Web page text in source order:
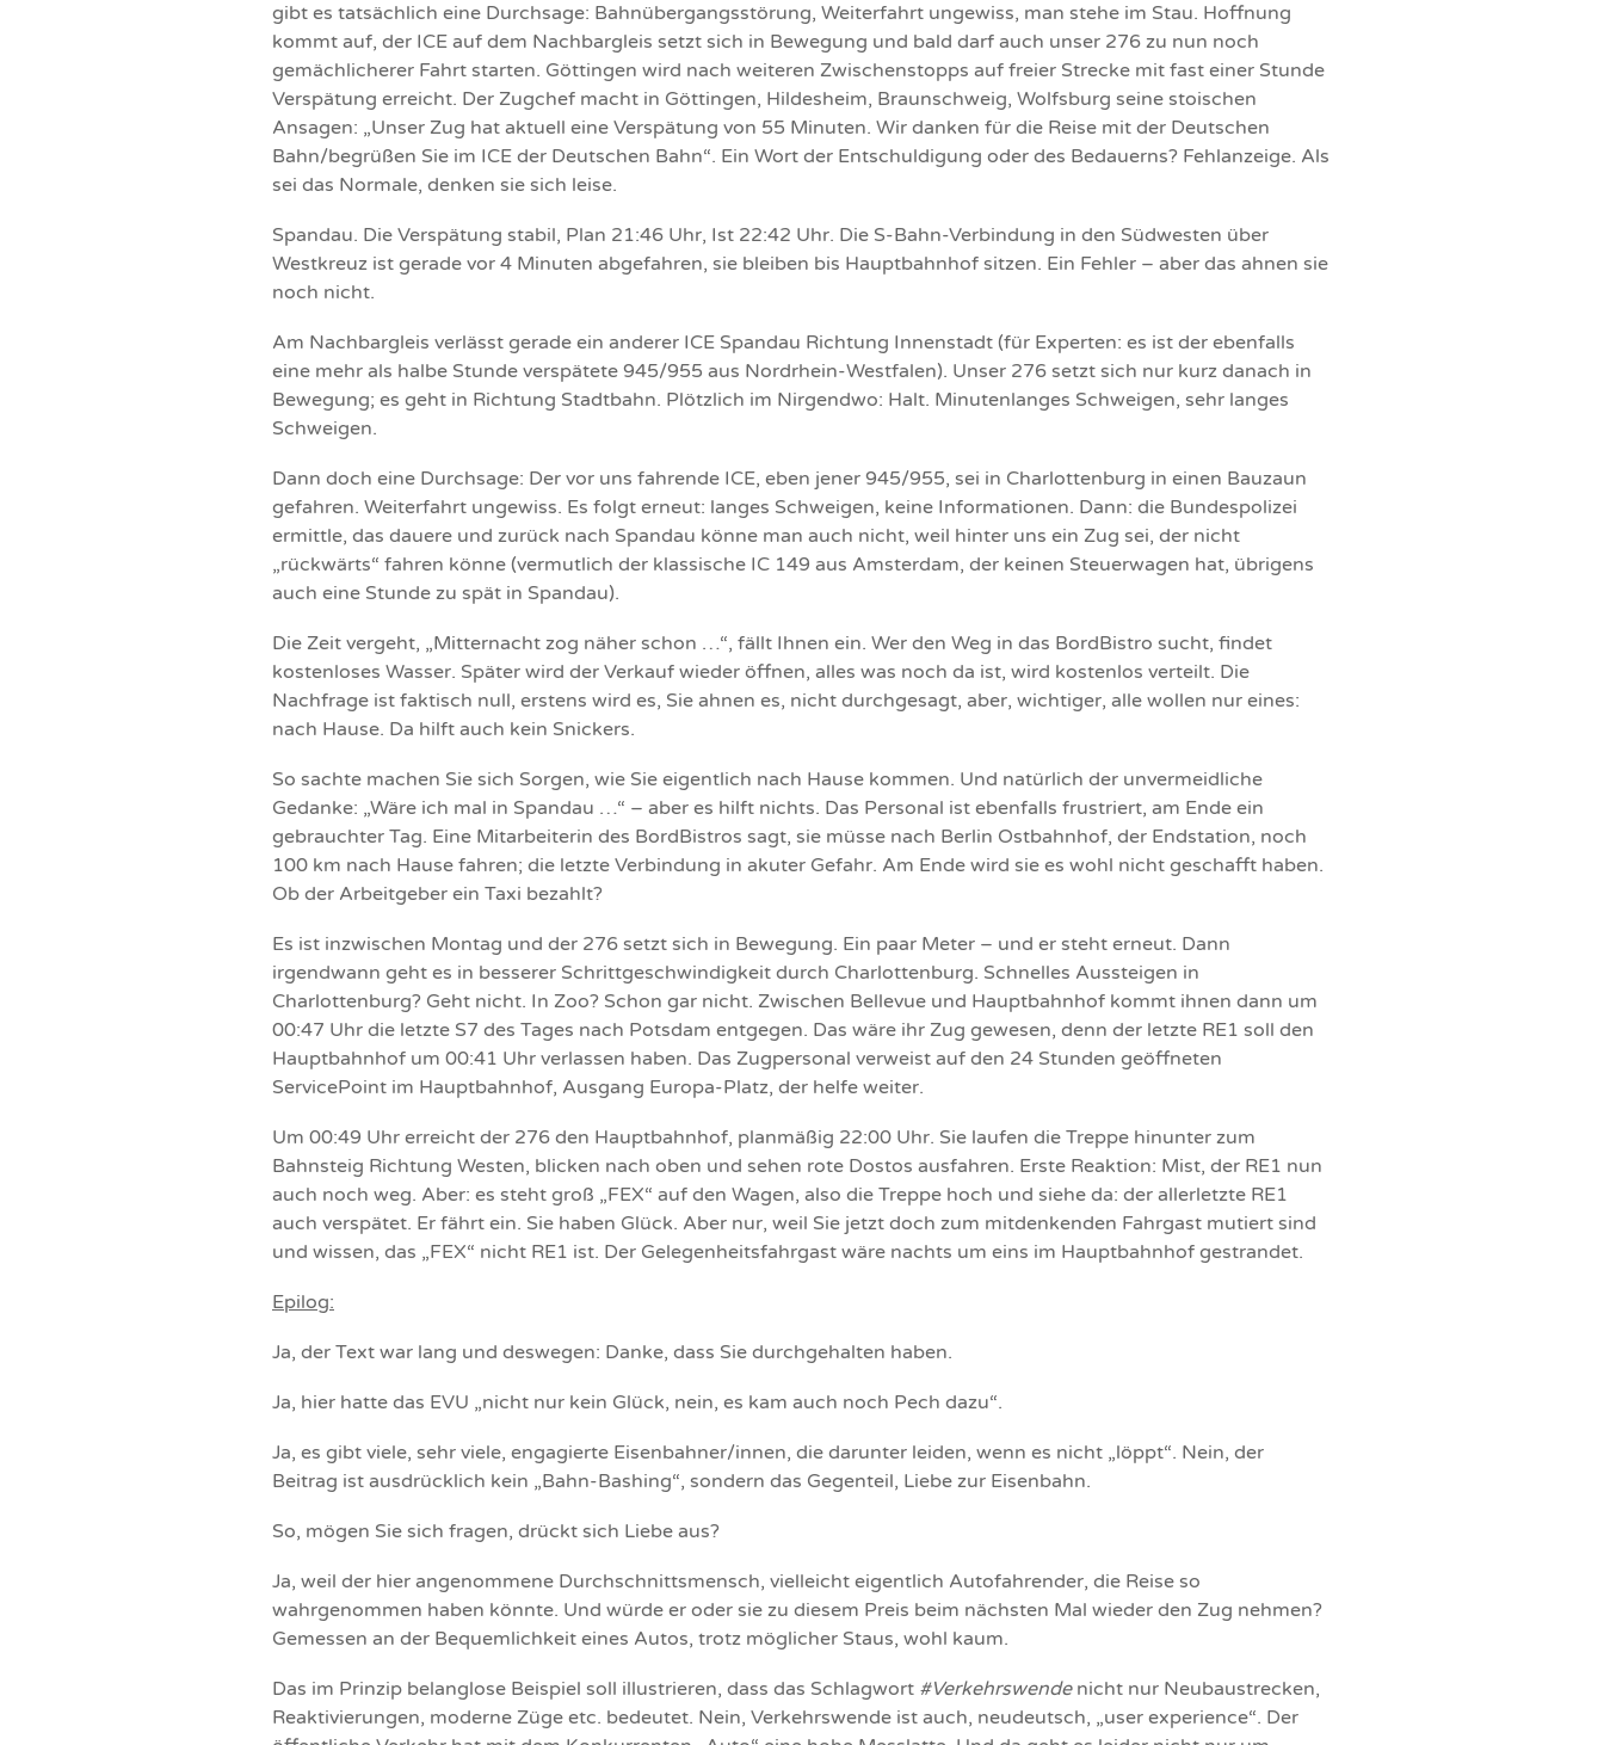
gibt es tatsächlich eine Durchsage: Bahnübergangsstörung, Weiterfahrt ungewiss, man stehe im Stau. Hoffnung
kommt auf, der ICE auf dem Nachbargleis setzt sich in Bewegung und bald darf auch unser 276 zu nun noch
gemächlicherer Fahrt starten. Göttingen wird nach weiteren Zwischenstopps auf freier Strecke mit fast einer Stunde
Verspätung erreicht. Der Zugchef macht in Göttingen, Hildesheim, Braunschweig, Wolfsburg seine stoischen
Ansagen: „Unser Zug hat aktuell eine Verspätung von 55 Minuten. Wir danken für die Reise mit der Deutschen
Bahn/begrüßen Sie im ICE der Deutschen Bahn“. Ein Wort der Entschuldigung oder des Bedauerns? Fehlanzeige. Als
sei das Normale, denken sie sich leise.
Spandau. Die Verspätung stabil, Plan 21:46 Uhr, Ist 22:42 Uhr. Die S-Bahn-Verbindung in den Südwesten über
Westkreuz ist gerade vor 4 Minuten abgefahren, sie bleiben bis Hauptbahnhof sitzen. Ein Fehler – aber das ahnen sie
noch nicht.
Am Nachbargleis verlässt gerade ein anderer ICE Spandau Richtung Innenstadt (für Experten: es ist der ebenfalls
eine mehr als halbe Stunde verspätete 945/955 aus Nordrhein-Westfalen). Unser 276 setzt sich nur kurz danach in
Bewegung; es geht in Richtung Stadtbahn. Plötzlich im Nirgendwo: Halt. Minutenlanges Schweigen, sehr langes
Schweigen.
Dann doch eine Durchsage: Der vor uns fahrende ICE, eben jener 945/955, sei in Charlottenburg in einen Bauzaun
gefahren. Weiterfahrt ungewiss. Es folgt erneut: langes Schweigen, keine Informationen. Dann: die Bundespolizei
ermittle, das dauere und zurück nach Spandau könne man auch nicht, weil hinter uns ein Zug sei, der nicht
„rückwärts“ fahren könne (vermutlich der klassische IC 149 aus Amsterdam, der keinen Steuerwagen hat, übrigens
auch eine Stunde zu spät in Spandau).
Die Zeit vergeht, „Mitternacht zog näher schon …“, fällt Ihnen ein. Wer den Weg in das BordBistro sucht, findet
kostenloses Wasser. Später wird der Verkauf wieder öffnen, alles was noch da ist, wird kostenlos verteilt. Die
Nachfrage ist faktisch null, erstens wird es, Sie ahnen es, nicht durchgesagt, aber, wichtiger, alle wollen nur eines:
nach Hause. Da hilft auch kein Snickers.
So sachte machen Sie sich Sorgen, wie Sie eigentlich nach Hause kommen. Und natürlich der unvermeidliche
Gedanke: „Wäre ich mal in Spandau …“ – aber es hilft nichts. Das Personal ist ebenfalls frustriert, am Ende ein
gebrauchter Tag. Eine Mitarbeiterin des BordBistros sagt, sie müsse nach Berlin Ostbahnhof, der Endstation, noch
100 km nach Hause fahren; die letzte Verbindung in akuter Gefahr. Am Ende wird sie es wohl nicht geschafft haben.
Ob der Arbeitgeber ein Taxi bezahlt?
Es ist inzwischen Montag und der 276 setzt sich in Bewegung. Ein paar Meter – und er steht erneut. Dann
irgendwann geht es in besserer Schrittgeschwindigkeit durch Charlottenburg. Schnelles Aussteigen in
Charlottenburg? Geht nicht. In Zoo? Schon gar nicht. Zwischen Bellevue und Hauptbahnhof kommt ihnen dann um
00:47 Uhr die letzte S7 des Tages nach Potsdam entgegen. Das wäre ihr Zug gewesen, denn der letzte RE1 soll den
Hauptbahnhof um 00:41 Uhr verlassen haben. Das Zugpersonal verweist auf den 24 Stunden geöffneten
ServicePoint im Hauptbahnhof, Ausgang Europa-Platz, der helfe weiter.
Um 00:49 Uhr erreicht der 276 den Hauptbahnhof, planmäßig 22:00 Uhr. Sie laufen die Treppe hinunter zum
Bahnsteig Richtung Westen, blicken nach oben und sehen rote Dostos ausfahren. Erste Reaktion: Mist, der RE1 nun
auch noch weg. Aber: es steht groß „FEX“ auf den Wagen, also die Treppe hoch und siehe da: der allerletzte RE1
auch verspätet. Er fährt ein. Sie haben Glück. Aber nur, weil Sie jetzt doch zum mitdenkenden Fahrgast mutiert sind
und wissen, das „FEX“ nicht RE1 ist. Der Gelegenheitsfahrgast wäre nachts um eins im Hauptbahnhof gestrandet.
Epilog:
Ja, der Text war lang und deswegen: Danke, dass Sie durchgehalten haben.
Ja, hier hatte das EVU „nicht nur kein Glück, nein, es kam auch noch Pech dazu“.
Ja, es gibt viele, sehr viele, engagierte Eisenbahner/innen, die darunter leiden, wenn es nicht „löppt“. Nein, der
Beitrag ist ausdrücklich kein „Bahn-Bashing“, sondern das Gegenteil, Liebe zur Eisenbahn.
So, mögen Sie sich fragen, drückt sich Liebe aus?
Ja, weil der hier angenommene Durchschnittsmensch, vielleicht eigentlich Autofahrender, die Reise so
wahrgenommen haben könnte. Und würde er oder sie zu diesem Preis beim nächsten Mal wieder den Zug nehmen?
Gemessen an der Bequemlichkeit eines Autos, trotz möglicher Staus, wohl kaum.
Das im Prinzip belanglose Beispiel soll illustrieren, dass das Schlagwort #Verkehrswende nicht nur Neubaustrecken,
Reaktivierungen, moderne Züge etc. bedeutet. Nein, Verkehrswende ist auch, neudeutsch, „user experience“. Der